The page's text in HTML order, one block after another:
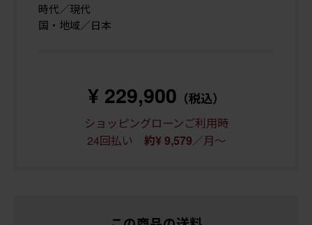
時代／現代
国・地域／日本
¥ 229,900 （税込）
ショッピングローンご利用時
24回払い 約¥ 9,579／月～